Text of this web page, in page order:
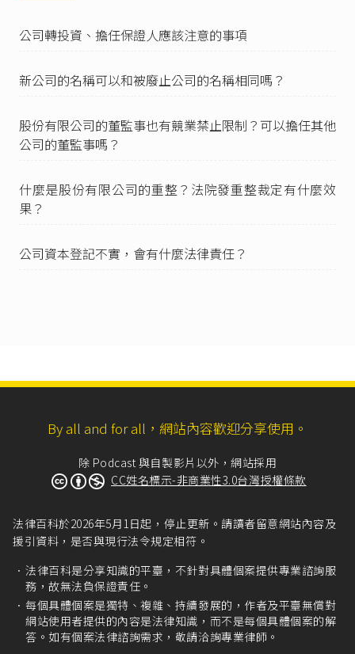
臺灣證券交易所股份有限公司有價證券上市審查
一、設立年限：申請上市時已依公司法設立登記
者，不在此限。
二、資本額：申請上市時之實收資本額達新台幣
六億元以上且募集發行普通股股數達三千萬股以
財團法人中華民國證券櫃檯買賣中心證券商營業
一、實收資本額達新臺幣五千萬元以上，且募集
財團法人中華民國證券櫃檯買賣中心證券商營業
本國發行人符合下列條件者得申請其股票登錄為
櫃檯買賣：
人募集與發行有價證券處理準則併送申報辦理公
開發行者。
三、經二家以上輔導推薦證券商書面推薦，惟應
指定其中一家證券商係主辦輔導推薦證券商，餘
商檢送最近一個月對該公司之「財務業務重大事
件檢查表(簡式)」(以下簡稱簡式「檢查表」，附
表一)。
四、應委任專業股務代理機構辦理股務。
五、募集發行、私募之股票及債券，皆應為全面
公司轉投資、擔任保證人應該注意的事項
新公司的名稱可以和被廢止公司的名稱相同嗎？
股份有限公司的董監事也有競業禁止限制？可以擔任其他
公司的董監事嗎？
什麼是股份有限公司的重整？法院發重整裁定有什麼效
果？
公司資本登記不實，會有什麼法律責任？
By all and for all，網站內容歡迎分享使用。
除 Podcast 與自製影片以外，網站採用
CC姓名標示-非商業性3.0台灣授權條款
法律百科於2026年5月1日起，停止更新。請讀者留意網站內容及
援引資料，是否與現行法令規定相符。
法律百科是分享知識的平臺，不針對具體個案提供專業諮詢服
務，故無法負保證責任。
每個具體個案是獨特、複雜、持續發展的，作者及平臺無償對
網站使用者提供的內容是法律知識，而不是每個具體個案的解
答。如有個案法律諮詢需求，敬請洽詢專業律師。